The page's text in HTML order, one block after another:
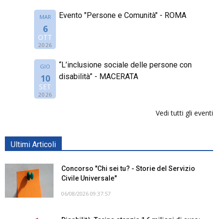
MAR
6
OTT
2026
Evento "Persone e Comunità" - ROMA
GIO
10
SET
2026
“L’inclusione sociale delle persone con
disabilità” - MACERATA
Vedi tutti gli eventi
Ultimi Articoli
Concorso "Chi sei tu? - Storie del Servizio
Civile Universale"
06/08/2026 09:37:57